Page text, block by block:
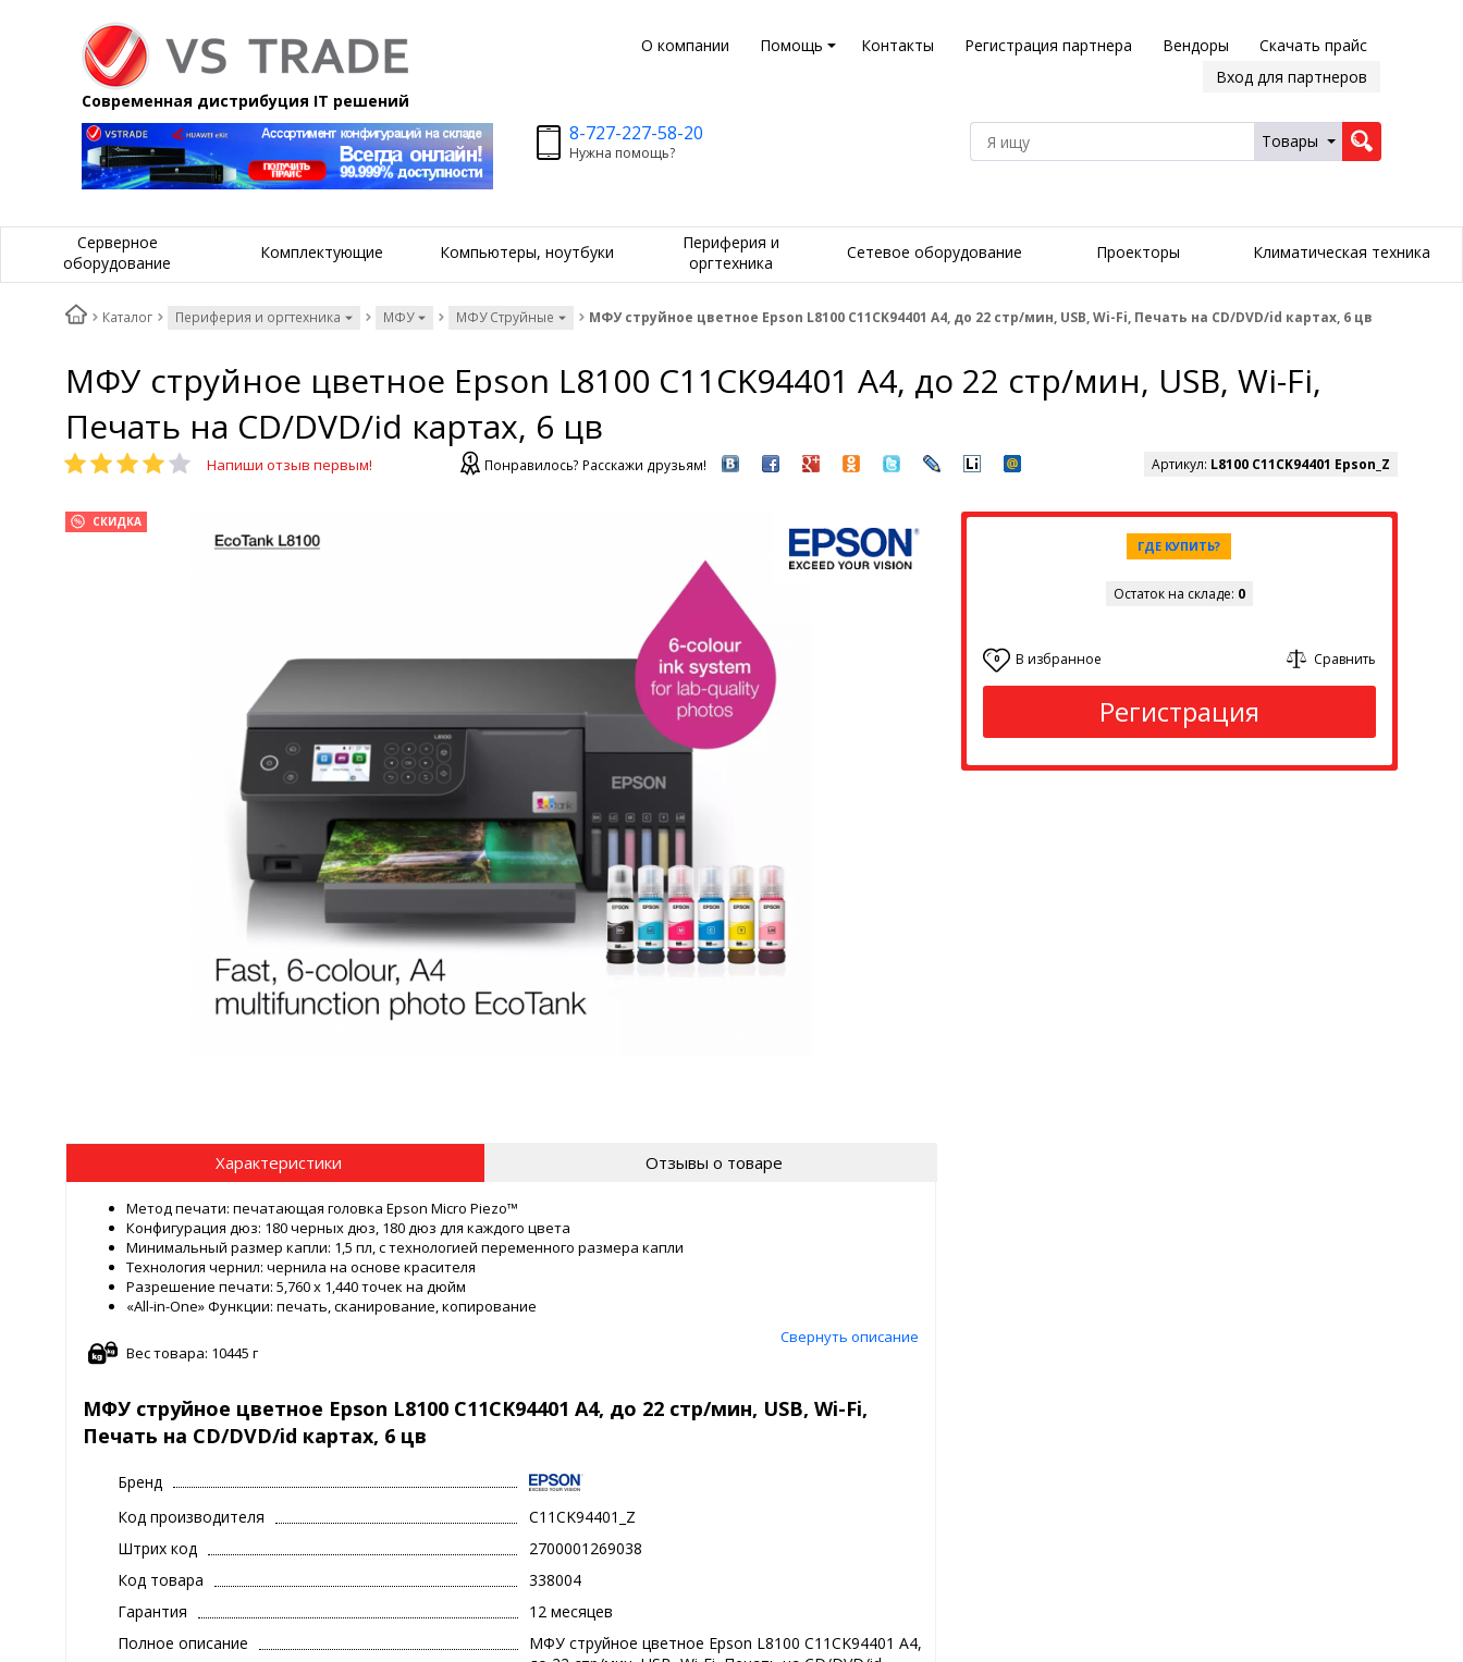
О компании Помощь Контакты Регистрация партнера Вендоры
Скачать прайс
Вход для партнеров
Современная дистрибуция IT решений
8-727-227-58-20
Нужна помощь?
Товары
Серверное
оборудование
Комплектующие Компьютеры, ноутбуки
Периферия и
оргтехника
Сетевое оборудование Проекторы Климатическая техника
Каталог Периферия и оргтехника МФУ МФУ Струйные МФУ струйное цветное Epson L8100 C11CK94401 А4, до 22 стр/мин, USB, Wi-Fi, Печать на CD/DVD/id картах, 6 цв
МФУ струйное цветное Epson L8100 C11CK94401 А4, до 22 стр/мин, USB, Wi-Fi,
Печать на CD/DVD/id картах, 6 цв
Напиши отзыв первым! Понравилось? Расскажи друзьям! Артикул: L8100 C11CK94401 Epson_Z
СКИДКА
ГДЕ КУПИТЬ?
Остаток на складе: 0
0 В избранное Сравнить
Регистрация
Характеристики Отзывы о товаре
Метод печати: печатающая головка Epson Micro Piezo™
Конфигурация дюз: 180 черных дюз, 180 дюз для каждого цвета
Минимальный размер капли: 1,5 пл, с технологией переменного размера капли
Технология чернил: чернила на основе красителя
Разрешение печати: 5,760 x 1,440 точек на дюйм
«All-in-One» Функции: печать, сканирование, копирование
Свернуть описание
Вес товара: 10445 г
МФУ струйное цветное Epson L8100 C11CK94401 А4, до 22 стр/мин, USB, Wi-Fi,
Печать на CD/DVD/id картах, 6 цв
Бренд
Код производителя
C11CK94401_Z
Штрих код
2700001269038
Код товара
338004
Гарантия
12 месяцев
Полное описание
МФУ струйное цветное Epson L8100 C11CK94401 А4,